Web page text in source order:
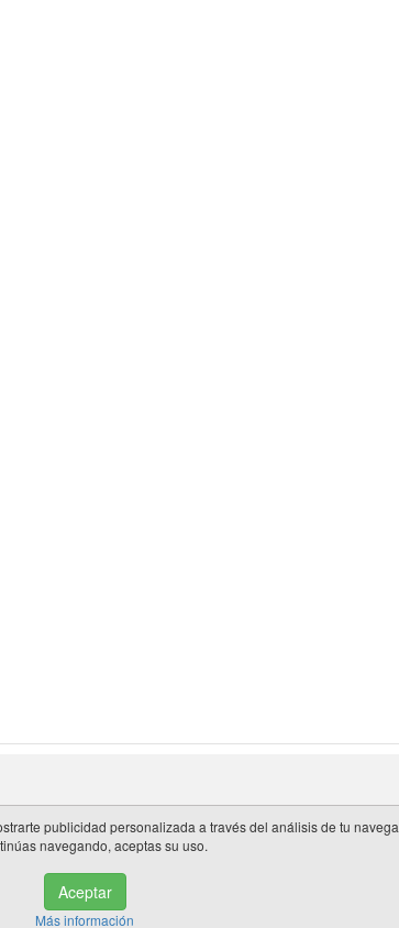
publicidad personalizada a través del análisis de tu
navegando, aceptas su uso.
Aceptar
Más información
Aviso legal | Información adicional